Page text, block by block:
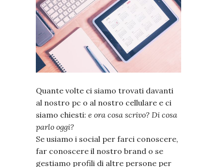
Quante volte ci siamo trovati davanti
al nostro pc o al nostro cellulare e ci
siamo chiesti: e ora cosa scrivo? Di cosa
parlo oggi?
Se usiamo i social per farci conoscere,
far conoscere il nostro brand o se
gestiamo profili di altre persone per